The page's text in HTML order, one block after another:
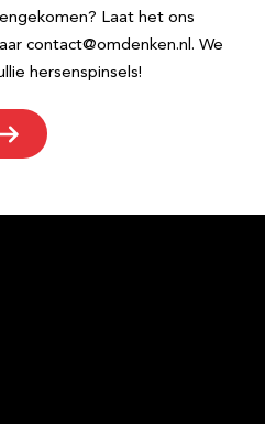
Laat het ons
contact@omdenken.nl. We
hersenspinsels!